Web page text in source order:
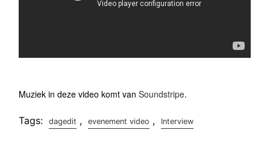
Muziek in deze video komt vanSoundstripe.
Tags: dagedit , evenement video , Interview